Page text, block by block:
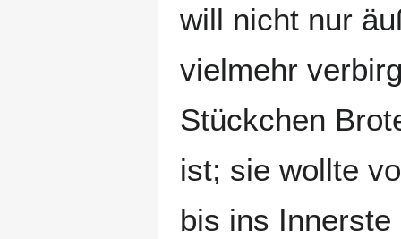
will nicht nur
vielmehr
Stückchen
ist; sie wollte
bis ins